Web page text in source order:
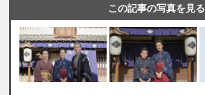
この記事の写真を見る